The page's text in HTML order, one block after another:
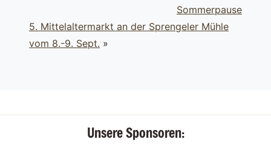
Sommerpause
5. Mittelaltermarkt an der Sprengeler Mühle
vom 8.-9. Sept. »
Unsere Sponsoren: